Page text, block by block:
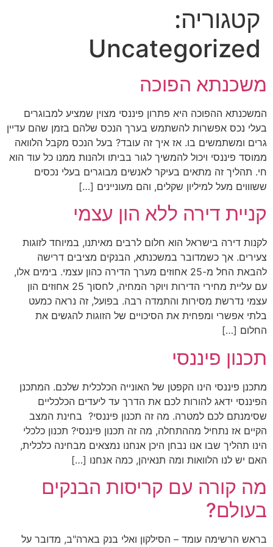
קטגוריה:
Uncategorized
משכנתא הפוכה
המשכנתא ההפוכה היא פתרון פיננסי מצוין שמציע למבוגרים
בעלי נכס אפשרות להשתמש בערך הנכס שלהם בזמן שהם עדיין
גרים ומשתמשים בו. אז איך זה עובד? בעל הנכס מקבל הלוואה
ממוסד פיננסי ויכול להמשיך לגור בביתו ולהנות ממנו כל עוד הוא
חי. תהליך זה מתאים בעיקר לאנשים מבוגרים בעלי נכסים
ששוווים מעל למיליון שקלים, והם מעוניינים […]
קניית דירה ללא הון עצמי
לקנות דירה בישראל הוא חלום לרבים מאיתנו, במיוחד לזוגות
צעירים. אך כשמדובר במשכנתא, הבנקים מציבים דרישה
להבאת החל מ-25 אחוזים מערך הדירה כהון עצמי. בימים אלו,
עם עליית מחירי הדירות ויוקר המחיה, לחסוך 25 אחוזים הון
עצמי נדרשת מסירות והתמדה רבה. בפועל, זה נראה כמעט
בלתי אפשרי ומפחית את הסיכויים של הזוגות להגשים את
החלום […]
תכנון פיננסי
מתכנן פיננסי הינו הקפטן של האונייה הכלכלית שלכם. המתכנן
הפיננסי ידאג להורות לכם את הדרך עד ליעדים הכלכליים
שסימנתם לכם למטרה. מה זה תכנון פיננסי? בחינת המצב
הקיים אז נתחיל מההתחלה, מה זה תכנון פיננסי? תכנון כלכלי
הינו תהליך שבו אנו נבחן היכן אנחנו נמצאים מבחינה כלכלית,
האם יש לנו הלוואות ומה תנאיהן, כמה אנחנו […]
מה קורה עם קריסות הבנקים
בעולם?
בראש הרשימה עומד – הסילקון ואלי בנק בארה"ב, מדובר על